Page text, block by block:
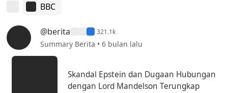
BBC
@berita 321.1k
Summary Berita • 6 bulan lalu
Skandal Epstein dan Dugaan Hubungan
dengan Lord Mandelson Terungkap